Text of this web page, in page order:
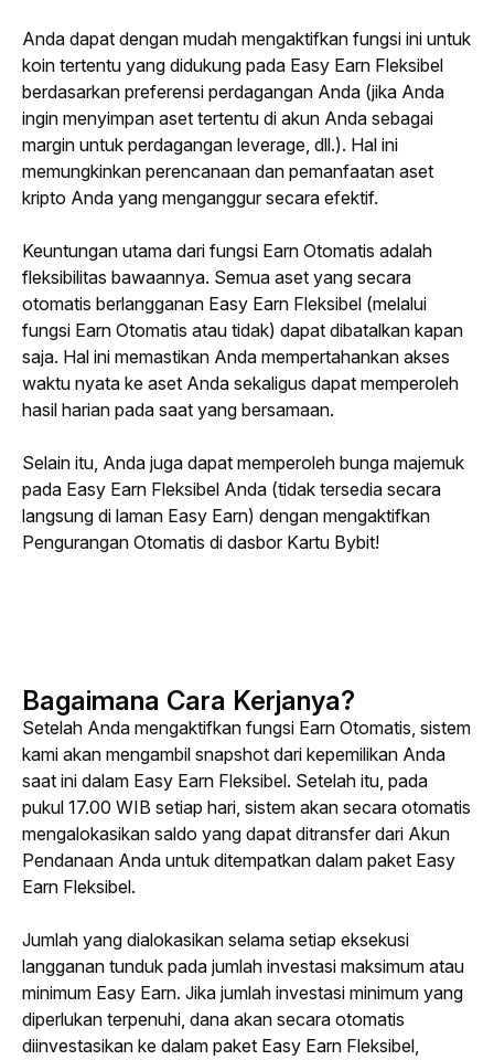
Anda dapat dengan mudah mengaktifkan fungsi ini untuk
koin tertentu yang didukung pada Easy Earn Fleksibel
berdasarkan preferensi perdagangan Anda (jika Anda
ingin menyimpan aset tertentu di akun Anda sebagai
margin untuk perdagangan leverage, dll.). Hal ini
memungkinkan perencanaan dan pemanfaatan aset
kripto Anda yang menganggur secara efektif.
Keuntungan utama dari fungsi Earn Otomatis adalah
fleksibilitas bawaannya. Semua aset yang secara
otomatis berlangganan Easy Earn Fleksibel (melalui
fungsi Earn Otomatis atau tidak) dapat dibatalkan kapan
saja. Hal ini memastikan Anda mempertahankan akses
waktu nyata ke aset Anda sekaligus dapat memperoleh
hasil harian pada saat yang bersamaan.
Selain itu, Anda juga dapat memperoleh bunga majemuk
pada Easy Earn Fleksibel Anda (tidak tersedia secara
langsung di laman Easy Earn) dengan mengaktifkan
Pengurangan Otomatis di dasbor Kartu Bybit!
Bagaimana Cara Kerjanya?
Setelah Anda mengaktifkan fungsi Earn Otomatis, sistem
kami akan mengambil snapshot dari kepemilikan Anda
saat ini dalam Easy Earn Fleksibel. Setelah itu, pada
pukul 17.00 WIB setiap hari, sistem akan secara otomatis
mengalokasikan saldo yang dapat ditransfer dari Akun
Pendanaan Anda untuk ditempatkan dalam paket Easy
Earn Fleksibel.
Jumlah yang dialokasikan selama setiap eksekusi
langganan tunduk pada jumlah investasi maksimum atau
minimum Easy Earn. Jika jumlah investasi minimum yang
diperlukan terpenuhi, dana akan secara otomatis
diinvestasikan ke dalam paket Easy Earn Fleksibel,